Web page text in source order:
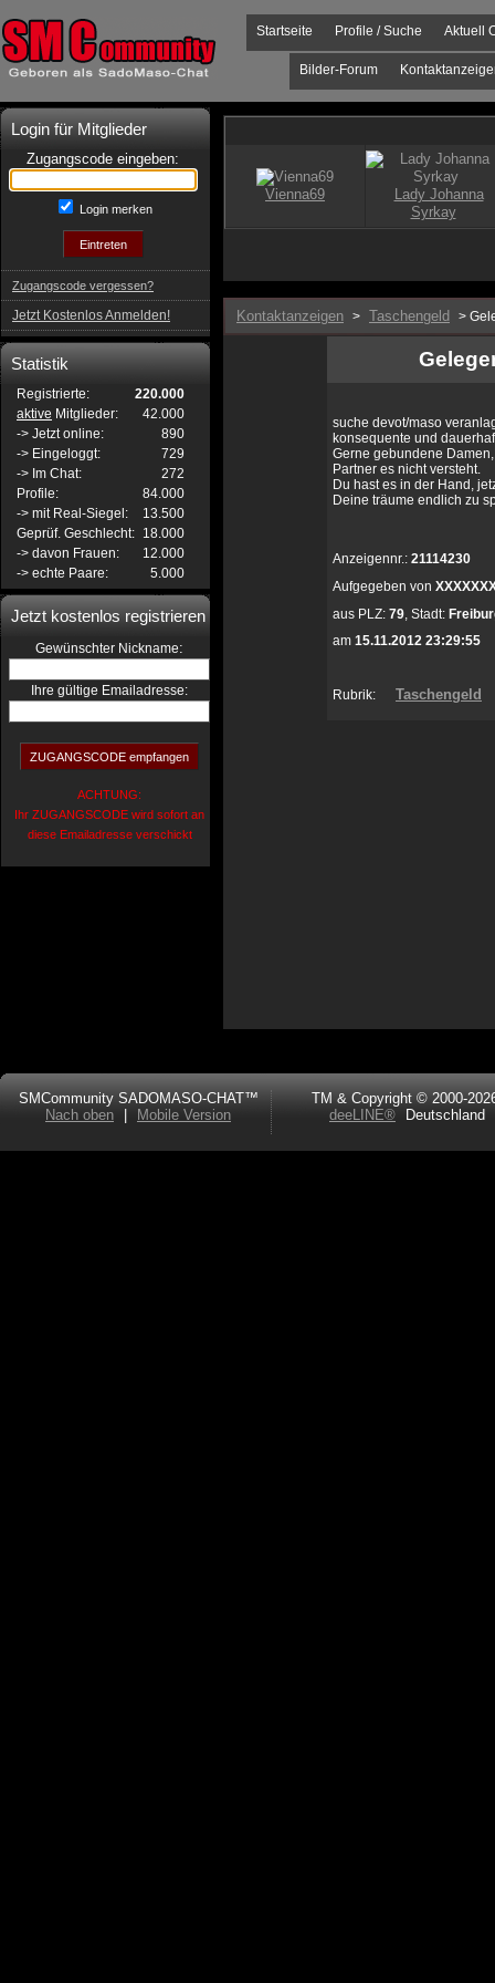
Aktuell
Profile / Suche
Startseite
Bilder-Forum
Login für Mitglieder
Zugangscode eingeben:
Login merken
Zugangscode vergessen?
Jetzt Kostenlos Anmelden!
Statistik
Registrierte:
220.000
aktive Mitglieder:
42.000
-> Jetzt online:
890
-> Eingeloggt:
729
-> Im Chat:
272
Profile:
84.000
-> mit Real-Siegel:
13.500
Geprüf. Geschlecht: 18.000
-> davon Frauen:
12.000
-> echte Paare:
5.000
Jetzt kostenlos registrieren
Gewünschter Nickname:
Ihre gültige Emailadresse:
ACHTUNG:
Ihr ZUGANGSCODE wird sofort an
diese Emailadresse verschickt
Kontaktanzeigen > Taschengeld >
suche devot/maso
konsequente und
Gerne gebundene
Partner es nicht versteht.
Du hast es in der Hand,
Deine träume endlich zu
Anzeigennr.: 21114230
Aufgegeben von
aus PLZ: 79, Stadt:
am 15.11.2012 23:29:55
Rubrik: Taschengeld
SMCommunity SADOMASO-CHAT™
Nach oben
Mobile Version
TM & Copyright © 2000-
deeLINE®
Deutschland